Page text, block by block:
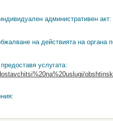
административен акт:
на действията на органа
услугата: